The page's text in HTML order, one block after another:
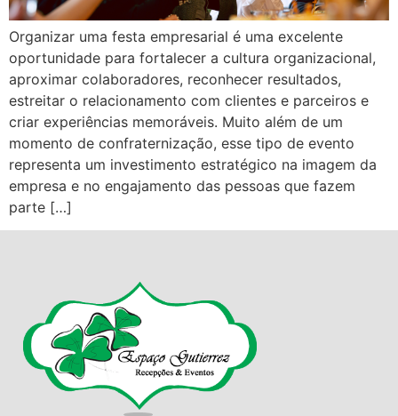
Organizar uma festa empresarial é uma excelente
oportunidade para fortalecer a cultura organizacional,
aproximar colaboradores, reconhecer resultados,
estreitar o relacionamento com clientes e parceiros e
criar experiências memoráveis. Muito além de um
momento de confraternização, esse tipo de evento
representa um investimento estratégico na imagem da
empresa e no engajamento das pessoas que fazem
parte […]